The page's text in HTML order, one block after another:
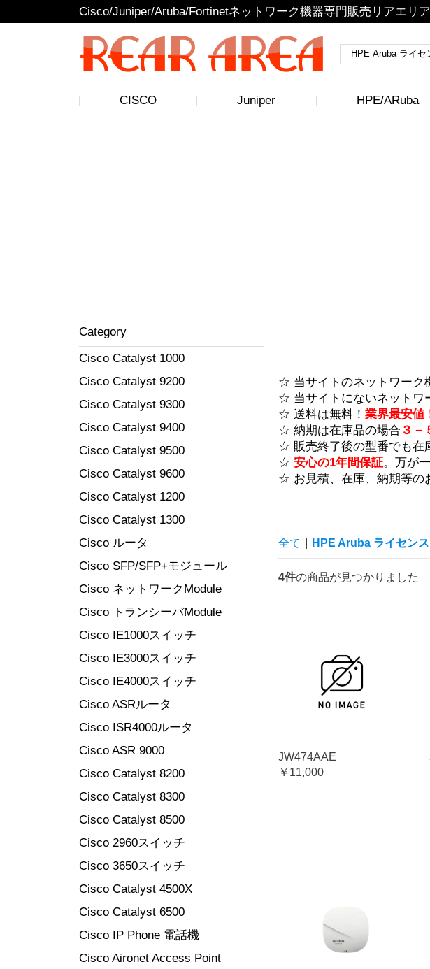
Cisco/Juniper/Aruba/Fortinetネットワーク機器専門販売リアエリア
CISCO Juniper HPE/ARuba
Category
Cisco Catalyst 1000
Cisco Catalyst 9200
Cisco Catalyst 9300
Cisco Catalyst 9400
Cisco Catalyst 9500
Cisco Catalyst 9600
Cisco Catalyst 1200
Cisco Catalyst 1300
Cisco ルータ
Cisco SFP/SFP+モジュール
Cisco ネットワークModule
Cisco トランシーバModule
Cisco IE1000スイッチ
Cisco IE3000スイッチ
Cisco IE4000スイッチ
Cisco ASRルータ
Cisco ISR4000ルータ
Cisco ASR 9000
Cisco Catalyst 8200
Cisco Catalyst 8300
Cisco Catalyst 8500
Cisco 2960スイッチ
Cisco 3650スイッチ
Cisco Catalyst 4500X
Cisco Catalyst 6500
Cisco IP Phone 電話機
Cisco Aironet Access Point
☆ 当サイトのネットワーク
☆ 当サイトにないネットワ
☆ 送料は無料！ 業界最安値
☆ 納期は在庫品の場合 ３－
☆ 販売終了後の型番でも在
☆ 安心の1年間保証。万が
☆ お見積、在庫、納期等の
全て HPE Aruba ライセンス
4件の商品が見つかりました
JW474AAE
￥11,000